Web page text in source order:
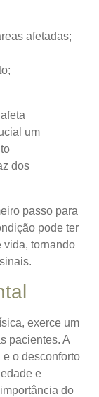
afetadas;
um
dos
passo para
pode ter
vida, tornando
exerce um
pacientes. A
o desconforto
e
do